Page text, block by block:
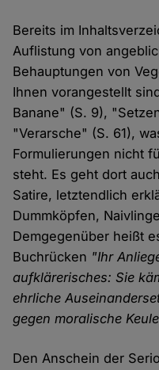
Bereits im
Auflistung von
Behauptungen von
Ihnen vorangestellt
Banane" (S. 9),
"Verarsche" (S. 61),
Formulierungen nicht
steht. Es geht dort
Satire, letztendlich
Dummköpfen,
Demgegenüber heißt
Buchrücken "Ihr
aufklärerisches: Sie
ehrliche
gegen moralische
Den Anschein der